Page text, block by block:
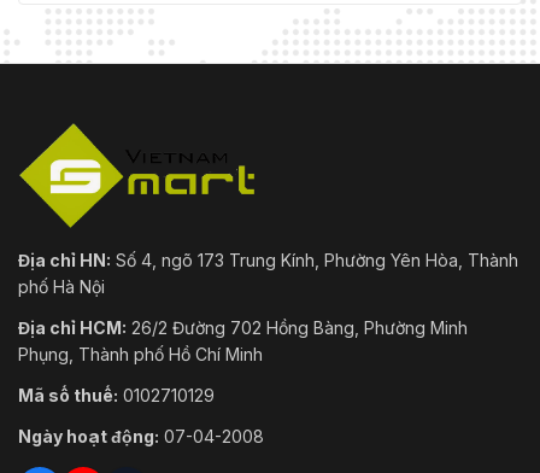
Địa chỉ HN: Số 4, ngõ 173 Trung Kính, Phường Yên Hòa, Thành
phố Hà Nội
Địa chỉ HCM: 26/2 Đường 702 Hồng Bàng, Phường Minh
Phụng, Thành phố Hồ Chí Minh
Mã số thuế: 0102710129
Ngày hoạt động: 07-04-2008